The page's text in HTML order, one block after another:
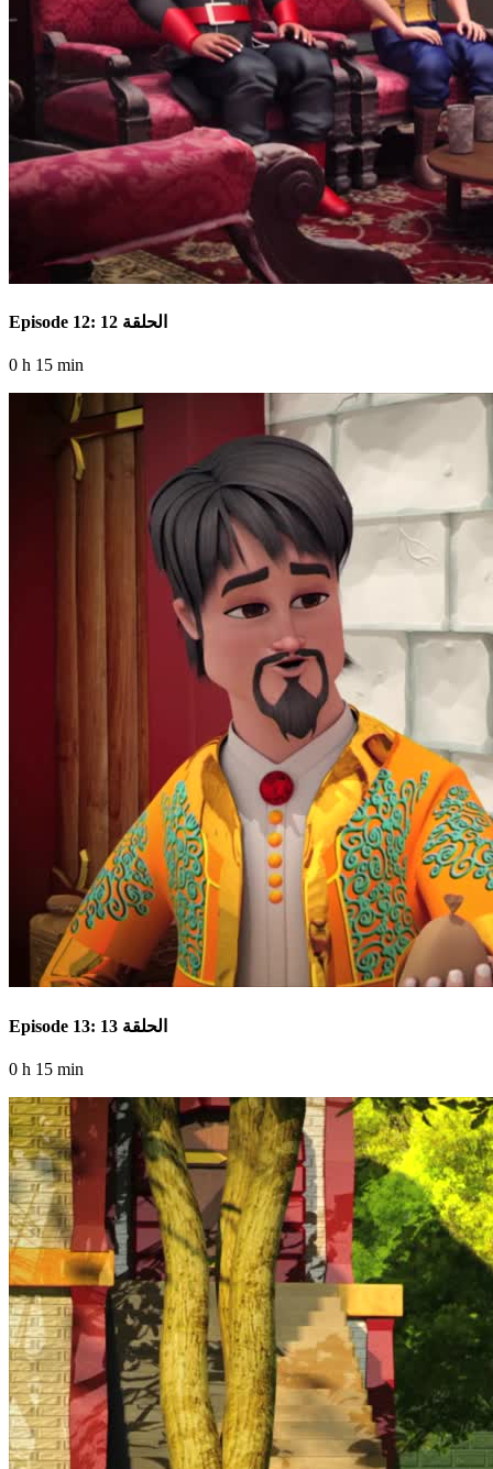
Episode 12: الحلقة 12
0 h 15 min
Episode 13: الحلقة 13
0 h 15 min